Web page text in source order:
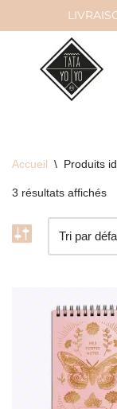
contenu
Accueil \ Produits
3 résultats affichés